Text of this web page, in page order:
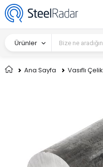
Ürünler
Ana Sayfa Vasıflı Çelik